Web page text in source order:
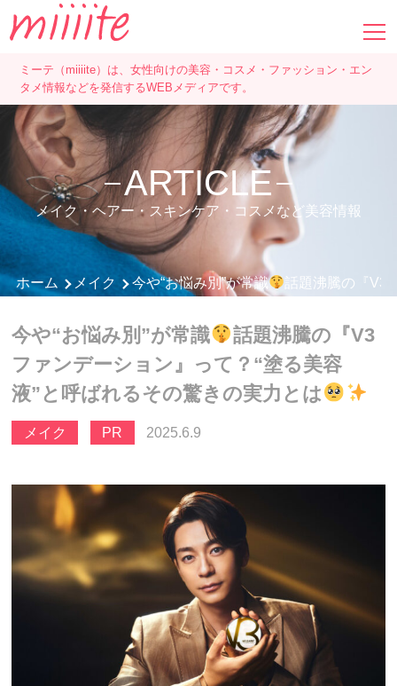
ミーテ（miiiite）は、女性向けの美容・コスメ・ファッション・エン
タメ情報などを発信するWEBメディアです。
ARTICLE
メイク・ヘアー・スキンケア・コスメなど美容情報
ホーム メイク 今や“お悩み別”が常識 話題沸騰の『V3
今や“お悩み別”が常識
話題沸騰の『V3
ファンデーション』って？“塗る美容
液”と呼ばれるその驚きの実力とは
メイク PR 2025.6.9